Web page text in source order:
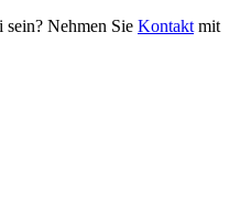
sein? Nehmen Sie Kontakt mit